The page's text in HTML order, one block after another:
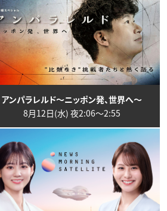
アンパラレルド～ニッポン発、世界へ～
8月12日(水) 夜2:06〜2:55